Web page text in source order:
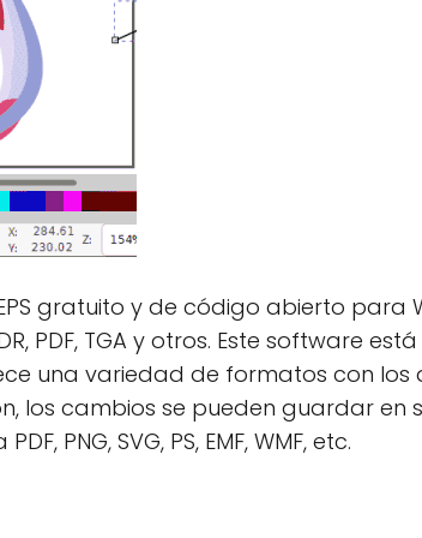
gratuito y de código abierto para
PDF, TGA y otros. Este software
una variedad de formatos con los
los cambios se pueden guardar
PNG, SVG, PS, EMF, WMF, etc.